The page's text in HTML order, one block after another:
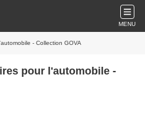
MENU
- Collection GOVA
pour l'automobile -